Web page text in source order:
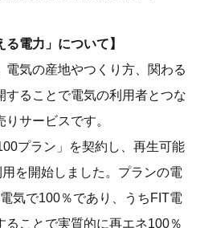
る電力」について】
電気の産地やつくり方、関わる
することで電気の利用者とつな
サービスです。
プラン」を契約し、再生可能
を開始しました。プランの電
気で100％であり、うちFIT電
ことで実質的に再エネ100％